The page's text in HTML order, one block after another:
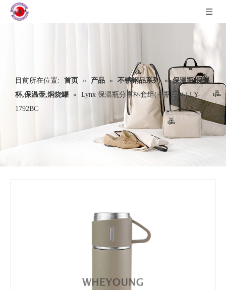
目前所在位置: 首页 » 产品 » 不锈钢品系列 » 保温瓶,保温
杯,保温壶,焖烧罐 » Lynx 保温瓶分享杯套组(一瓶三杯) LY-
1792BC